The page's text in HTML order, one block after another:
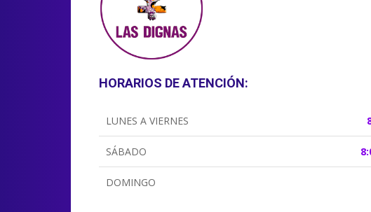
HORARIOS DE ATENCIÓN:
LUNES A VIERNES
SÁBADO
DOMINGO